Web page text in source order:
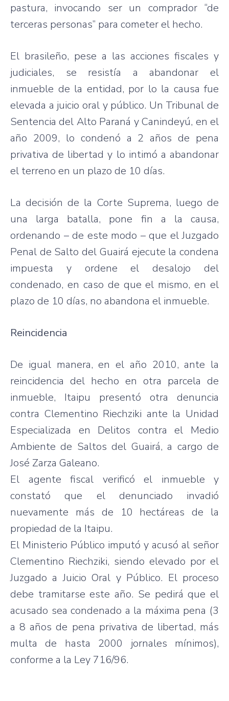
pastura, invocando serun comprador“de
terceras personas” para cometerel hecho.
El brasileño, pese a las acciones fiscales y
judiciales, se resistía aabandonar el
inmueble de la entidad, por lo la causa fue
elevada a juicio oral y público. Un Tribunal de
Sentencia del Alto Paraná yCanindeyú, en el
año 2009, lo condenó a 2años de pena
privativa de libertad y lo intimó aabandonar
el terreno en un plazo de 10 días.
Ladecisión de la Corte Suprema, luego de
una
larga batalla, pone fin a lacausa,
ordenando – de este modo – que elJuzgado
Penal de Salto del Guairá ejecute lacondena
impuesta y ordene eldesalojo del
condenado, en caso de que el mismo, en el
plazo de 10 días, no abandona el inmueble.
Reincidencia
De igual manera, en el año 2010, ante la
reincidencia del hecho en otra parcela de
inmueble, Itaipu presentó otra
denuncia
contra Clementino Riechziki ante la Unidad
Especializada en Delitos contra el Medio
Ambiente de Saltos del Guairá, a cargo de
José Zarza Galeano.
El agente fiscal verificó el inmueble y
constató
que el denunciado
invadió
nuevamente más de 10 hectáreas de la
propiedad de la Itaipu.
El Ministerio Público imputó y acusó al señor
Clementino Riechziki, siendo elevado por el
Juzgado aJuicio Oral y Público. El proceso
debe tramitarse este año. Se pedirá que el
acusado seacondenado a la máxima pena (3
a 8años de pena privativa de libertad, más
multa de hasta 2000 jornales mínimos),
conforme a la Ley 716/96.